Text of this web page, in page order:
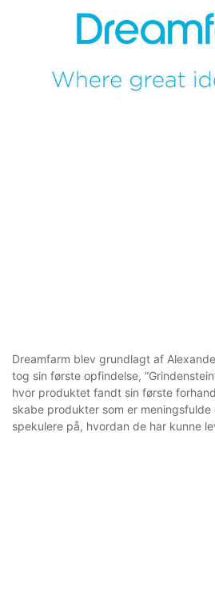
Dreamfarm blev grundlagt af
tog sin første opfindelse,
hvor produktet fandt sin første
skabe produkter som er
spekulere på, hvordan de har kunne